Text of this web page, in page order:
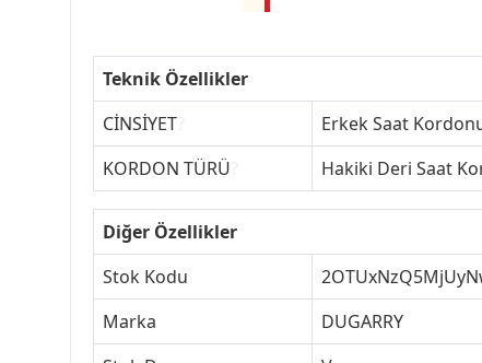
Teknik Özellikler
CİNSİYET
Erkek Saat
KORDON TÜRÜ
Hakiki Deri Saat
Diğer Özellikler
Stok Kodu
Marka
DUGARRY